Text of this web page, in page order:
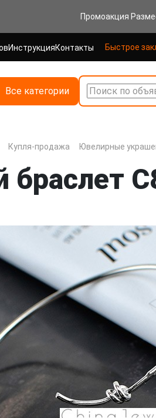
Промоакция
ИнструкцияКонтакты Быстрое
Все категории Поиск по
Купля-продажа Ювелирные